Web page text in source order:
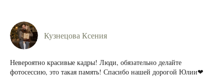
Кузнецова Ксения
Невероятно красивые кадры! Люди, обязательно делайте
фотосессию, это такая память! Спасибо нашей дорогой Юлии❤